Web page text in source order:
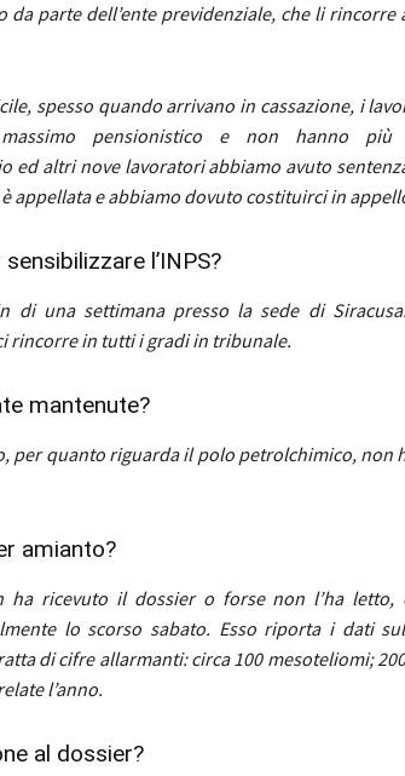
da parte dell’ente previdenziale, che li rincorre
spesso quando arrivano in cassazione, i
pensionistico e non hanno
ed altri nove lavoratori abbiamo avuto
appellata e abbiamo dovuto costituirci in
l’INPS?
di una settimana presso la sede di
rincorre in tutti i gradi in tribunale.
mantenute?
per quanto riguarda il polo petrolchimico, non
amianto?
ha ricevuto il dossier o forse non l’ha letto,
lo scorso sabato. Esso riporta i dati
di cifre allarmanti: circa 100 mesoteliomi;
l’anno.
al dossier?